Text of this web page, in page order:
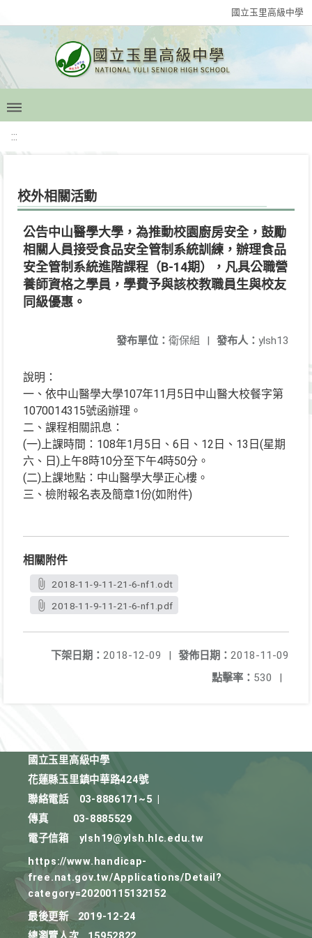
國立玉里高級中學
:::
校外相關活動
公告中山醫學大學，為推動校園廚房安全，鼓勵
相關人員接受食品安全管制系統訓練，辦理食品
安全管制系統進階課程（B-14期），凡具公職營
養師資格之學員，學費予與該校教職員生與校友
同級優惠。
發布人： ylsh13
發布單位： 衛保組 |
說明：
一、依中山醫學大學107年11月5日中山醫大校餐字第
1070014315號函辦理。
二、課程相關訊息：
(一)上課時間：108年1月5日、6日、12日、13日(星期
六、日)上午8時10分至下午4時50分。
(二)上課地點：中山醫學大學正心樓。
三、檢附報名表及簡章1份(如附件)
相關附件
2018-11-9-11-21-6-nf1.odt
2018-11-9-11-21-6-nf1.pdf
發佈日期： 2018-11-09
下架日期： 2018-12-09
|
點擊率： 530 |
國立玉里高級中學
花蓮縣玉里鎮中華路424號
聯絡電話
03-8886171~5
傳真
03-8885529
電子信箱
ylsh19@ylsh.hlc.edu.tw
https://www.handicap-
free.nat.gov.tw/Applications/Detail?
category=20200115132152
最後更新
2019-12-24